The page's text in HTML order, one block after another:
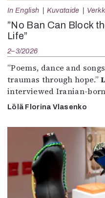
In English Kuvataide
”No Ban Can Block
Life”
2–3/2026
”Poems, dance and
traumas through hope.”
interviewed Iranian-
Lölä Florina Vlasenko